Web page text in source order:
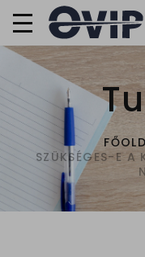
SZÜKSÉGES-E A